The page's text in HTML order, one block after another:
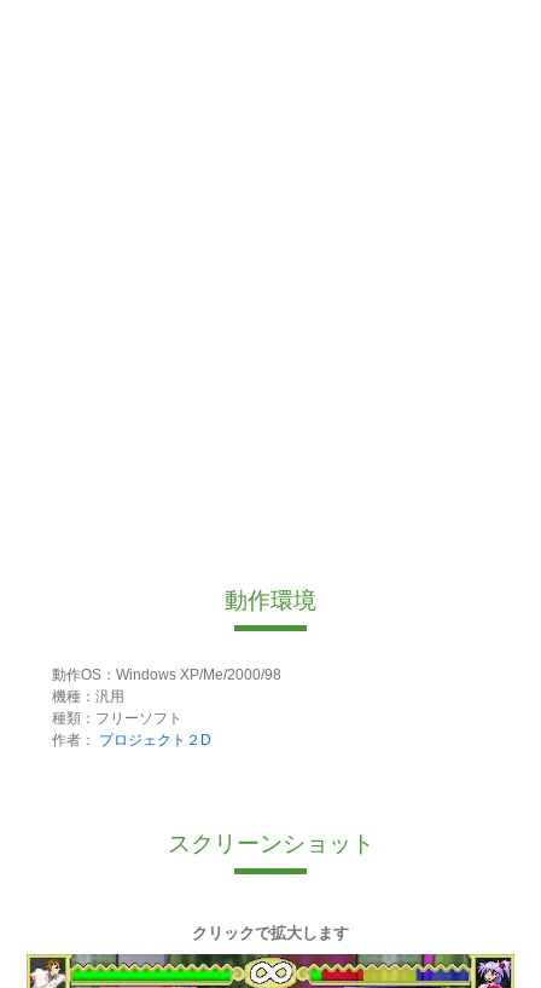
動作環境
動作OS：Windows XP/Me/2000/98
機種：汎用
種類：フリーソフト
作者：
プロジェクト２D
スクリーンショット
クリックで拡大します